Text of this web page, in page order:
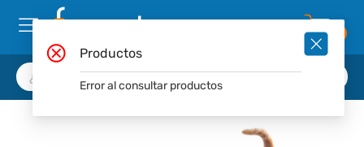
Productos
Error al consultar productos